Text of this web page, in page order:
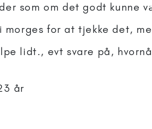
som om det godt kunne
morges for at tjekke det,
lidt., evt svare på,
år